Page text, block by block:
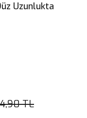
Uzunlukta
TL